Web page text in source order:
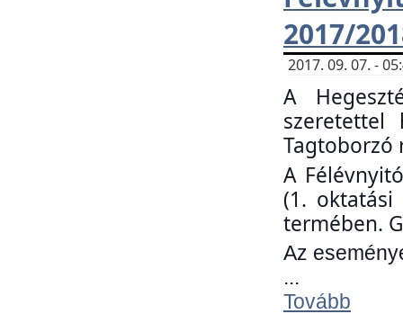
2017/
2017. 09. 07. -
A
Tagtoborzó
A
(1. oktatási
termében.
Az
...
Tovább